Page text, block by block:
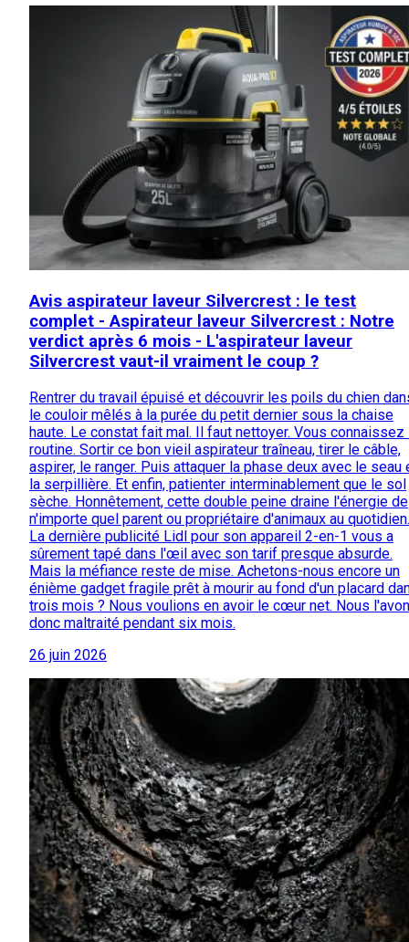
Avis aspirateur laveur Silvercrest : le test
complet - Aspirateur laveur Silvercrest : Notre
verdict après 6 mois - L'aspirateur laveur
Silvercrest vaut-il vraiment le coup ?
Rentrer du travail épuisé et découvrir les poils du chien
le couloir mêlés à la purée du petit dernier sous la chaise
haute. Le constat fait mal. Il faut nettoyer. Vous connaissez
routine. Sortir ce bon vieil aspirateur traîneau, tirer le câble,
aspirer, le ranger. Puis attaquer la phase deux avec le seau
la serpillière. Et enfin, patienter interminablement que le sol
sèche. Honnêtement, cette double peine draine l'énergie de
n'importe quel parent ou propriétaire d'animaux au quotidien.
La dernière publicité Lidl pour son appareil 2-en-1 vous a
sûrement tapé dans l'œil avec son tarif presque absurde.
Mais la méfiance reste de mise. Achetons-nous encore un
énième gadget fragile prêt à mourir au fond d'un placard
trois mois ? Nous voulions en avoir le cœur net. Nous
donc maltraité pendant six mois.
26 juin 2026